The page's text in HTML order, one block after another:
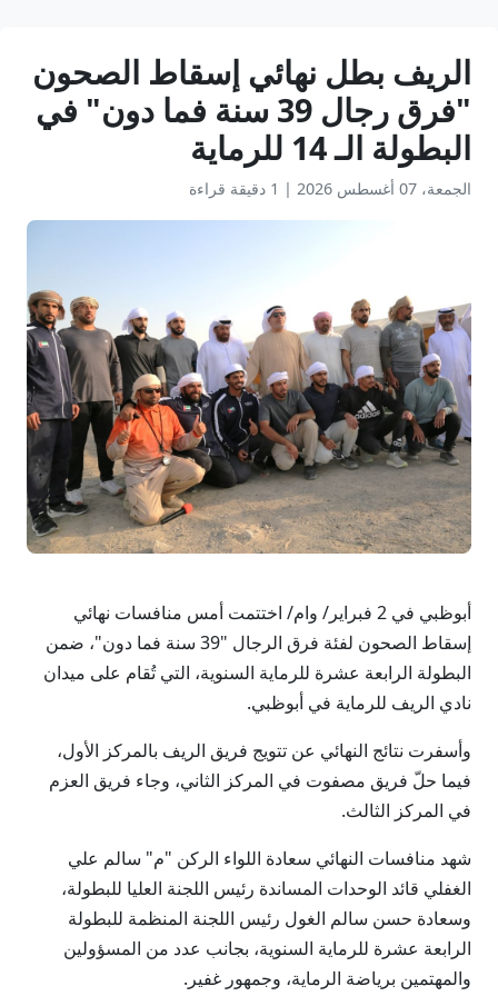
الريف بطل نهائي إسقاط الصحون
"فرق رجال 39 سنة فما دون" في
البطولة الـ 14 للرماية
الجمعة، 07 أغسطس 2026 | 1 دقيقة قراءة
أبوظبي في 2 فبراير/ وام/ اختتمت أمس منافسات نهائي
إسقاط الصحون لفئة فرق الرجال "39 سنة فما دون"، ضمن
البطولة الرابعة عشرة للرماية السنوية، التي تُقام على ميدان
نادي الريف للرماية في أبوظبي.
وأسفرت نتائج النهائي عن تتويج فريق الريف بالمركز الأول،
فيما حلّ فريق مصفوت في المركز الثاني، وجاء فريق العزم
في المركز الثالث.
شهد منافسات النهائي سعادة اللواء الركن "م" سالم علي
الغفلي قائد الوحدات المساندة رئيس اللجنة العليا للبطولة،
وسعادة حسن سالم الغول رئيس اللجنة المنظمة للبطولة
الرابعة عشرة للرماية السنوية، بجانب عدد من المسؤولين
والمهتمين برياضة الرماية، وجمهور غفير.